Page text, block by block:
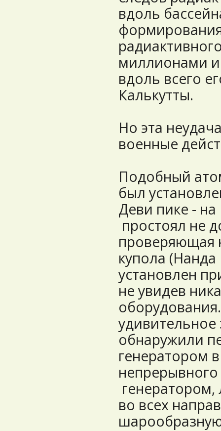
вдоль
миллионами
вдоль всего
Калькутты.
Но эта
военные
Подобный
был
Деви пике -
простоял не
проверяющая
купола
установлен
не увидев
обнаружили
генератором
генератором,
во всех